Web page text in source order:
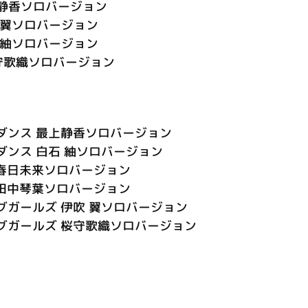
香ソロバージョン
ソロバージョン
ソロバージョン
織ソロバージョン
ンス 最上静香ソロバージョン
ンス 白石 紬ソロバージョン
日未来ソロバージョン
中琴葉ソロバージョン
ールズ 伊吹 翼ソロバージョン
ールズ 桜守歌織ソロバージョン